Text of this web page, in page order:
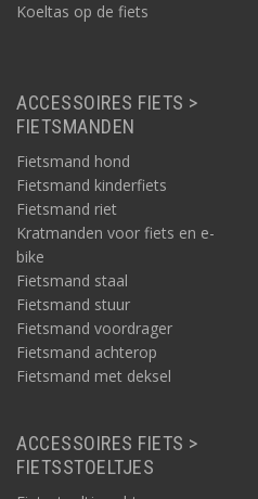
Koeltas op de fiets
ACCESSOIRES FIETS >
FIETSMANDEN
Fietsmand hond
Fietsmand kinderfiets
Fietsmand riet
Kratmanden voor fiets en e-
bike
Fietsmand staal
Fietsmand stuur
Fietsmand voordrager
Fietsmand achterop
Fietsmand met deksel
ACCESSOIRES FIETS >
FIETSSTOELTJES